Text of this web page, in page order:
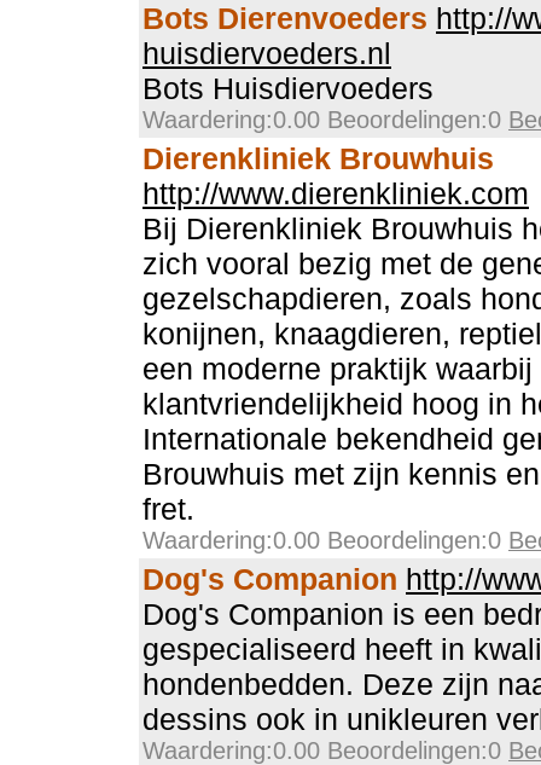
Bots Dierenvoeders http://
huisdiervoeders.nl
Bots Huisdiervoeders
Waardering:0.00 Beoordelingen:0
Dierenkliniek Brouwhuis
http://www.dierenkliniek.com
Bij Dierenkliniek Brouwhuis
zich vooral bezig met de
gezelschapdieren, zoals
konijnen, knaagdieren,
een moderne praktijk
klantvriendelijkheid hoog in
Internationale bekendheid
Brouwhuis met zijn kennis
fret.
Waardering:0.00 Beoordelingen:0
Dog's Companion http://
Dog's Companion is een
gespecialiseerd heeft in
hondenbedden. Deze zijn
dessins ook in unikleuren
Waardering:0.00 Beoordelingen:0